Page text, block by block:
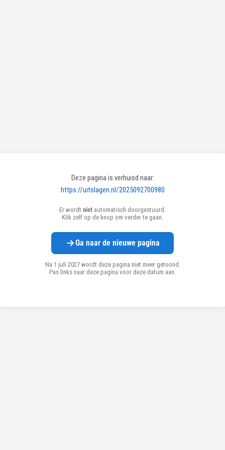
Deze pagina is verhuisd naar:
https://uitslagen.nl/2025092700980
Er wordt niet automatisch doorgestuurd.
Klik zelf op de knop om verder te gaan.
Ga naar de nieuwe pagina
Na 1 juli 2027 wordt deze pagina niet meer getoond.
Pas links naar deze pagina voor deze datum aan.